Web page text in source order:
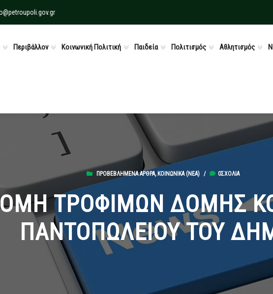
Περιβάλλον Κοινωνική Πολιτική Παιδεία Πολιτισμός Αθλητισμός
ΠΡΟΒΕΒΛΗΜΈΝΑ ΆΡΘΡΑ, ΚΟΙΝΩΝΙΚΆ (ΝΕΑ)/ 0ΣΧΌΛΙΑ
ΤΡΟΦΙΜΩΝ ΔΟΜΗΣ
ΠΑΝΤΟΠΩΛΕΙΟΥ ΤΟΥ